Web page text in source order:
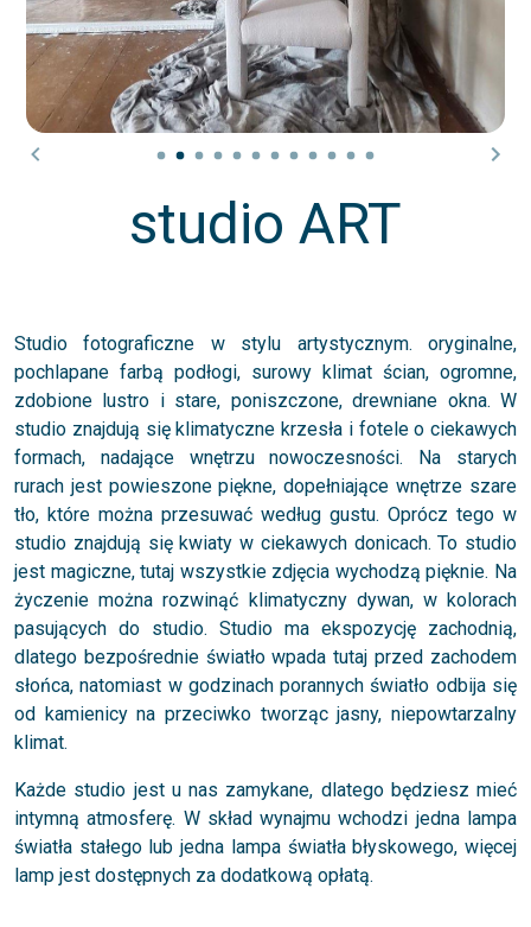
studio ART
Studio fotograficzne w stylu artystycznym. oryginalne,
pochlapane farbą podłogi, surowy klimat ścian, ogromne,
zdobione lustro i stare, poniszczone, drewniane okna. W
studio znajdują się klimatyczne krzesła i fotele o ciekawych
formach, nadające wnętrzu nowoczesności. Na starych
rurach jest powieszone piękne, dopełniające wnętrze szare
tło, które można przesuwać według gustu. Oprócz tego w
studio znajdują się kwiaty w ciekawych donicach. To studio
jest magiczne, tutaj wszystkie zdjęcia wychodzą pięknie. Na
życzenie można rozwinąć klimatyczny dywan, w kolorach
pasujących do studio. Studio ma ekspozycję zachodnią,
dlatego bezpośrednie światło wpada tutaj przed zachodem
słońca, natomiast w godzinach porannych światło odbija się
od kamienicy na przeciwko tworząc jasny, niepowtarzalny
klimat.
Każde studio jest u nas zamykane, dlatego będziesz mieć
intymną atmosferę. W skład wynajmu wchodzi jedna lampa
światła stałego lub jedna lampa światła błyskowego, więcej
lamp jest dostępnych za dodatkową opłatą.